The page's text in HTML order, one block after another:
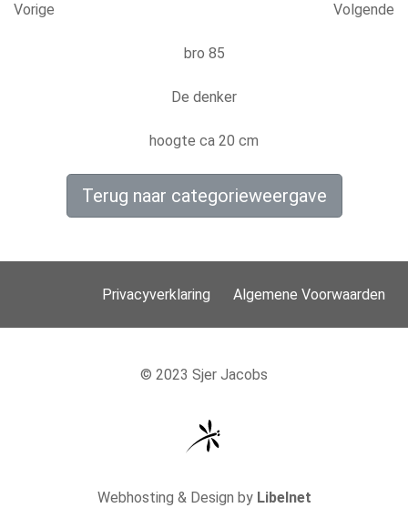
Vorige Volgende
bro 85
De denker
hoogte ca 20 cm
Terug naar categorieweergave
Privacyverklaring Algemene Voorwaarden
© 2023 Sjer Jacobs
Webhosting & Design by Libelnet